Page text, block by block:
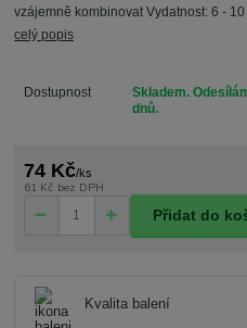
vzájemně kombinovat Vydatnost: 6 -
celý popis
Dostupnost
Skladem.
dnů.
74 Kč/ks
61 Kč bez DPH
Přidat do
Kvalita balení